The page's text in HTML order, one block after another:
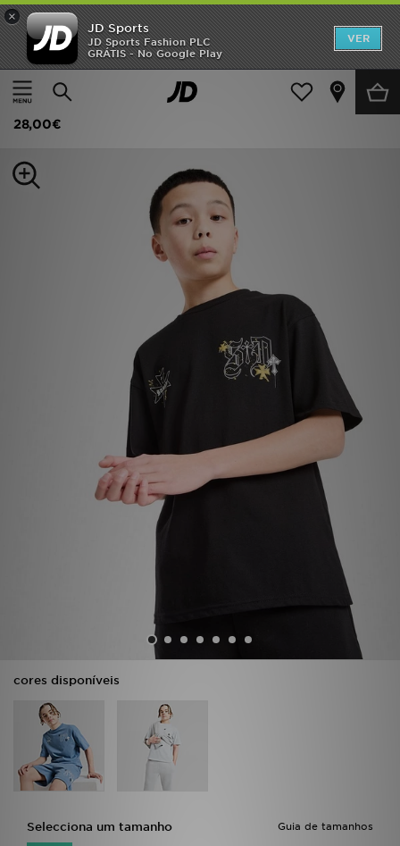
×
JD Sports
JD Sports Fashion PLC
GRÁTIS - No Google Play
VER
Página principal
Criança Roupa de Júnior (8-15 Anos)
Supply & Demand Opolis T-Shirt Junior
28,00€
cores disponíveis
Guia de tamanhos
Selecciona um tamanho
INÍCIO
Promoções
MULHER
LOCALIZADOR DE LOJAS
MENSAGENS
ESTADO DO TEU PEDIDO
ATENÇÃO AO CLIENTE
FAZ DOWNLOAD DA APP
TRABALHA CONNOSCO